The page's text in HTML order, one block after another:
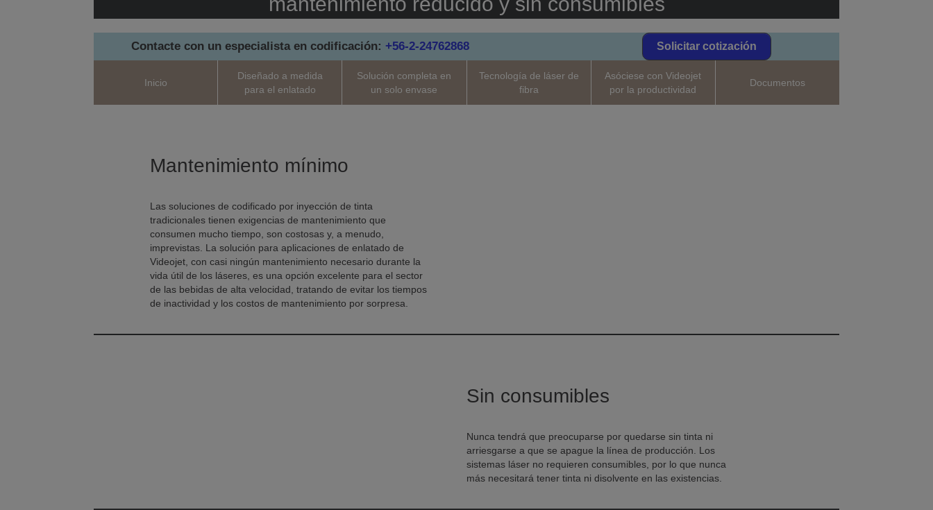
Contacte con un especialista en codificación: +56-2-24762868 Solicitar cotización
Inicio
Diseñado a medida
para el enlatado
Solución completa en
un solo envase
Tecnología de láser de
fibra
Asóciese con Videojet
por la productividad
Documentos
Mantenimiento mínimo
Las soluciones de codificado por inyección de tinta
tradicionales tienen exigencias de mantenimiento que
consumen mucho tiempo, son costosas y, a menudo,
imprevistas. La solución para aplicaciones de enlatado de
Videojet, con casi ningún mantenimiento necesario durante la
vida útil de los láseres, es una opción excelente para el sector
de las bebidas de alta velocidad, tratando de evitar los tiempos
de inactividad y los costos de mantenimiento por sorpresa.
Sin consumibles
Nunca tendrá que preocuparse por quedarse sin tinta ni
arriesgarse a que se apague la línea de producción. Los
sistemas láser no requieren consumibles, por lo que nunca
más necesitará tener tinta ni disolvente en las existencias.